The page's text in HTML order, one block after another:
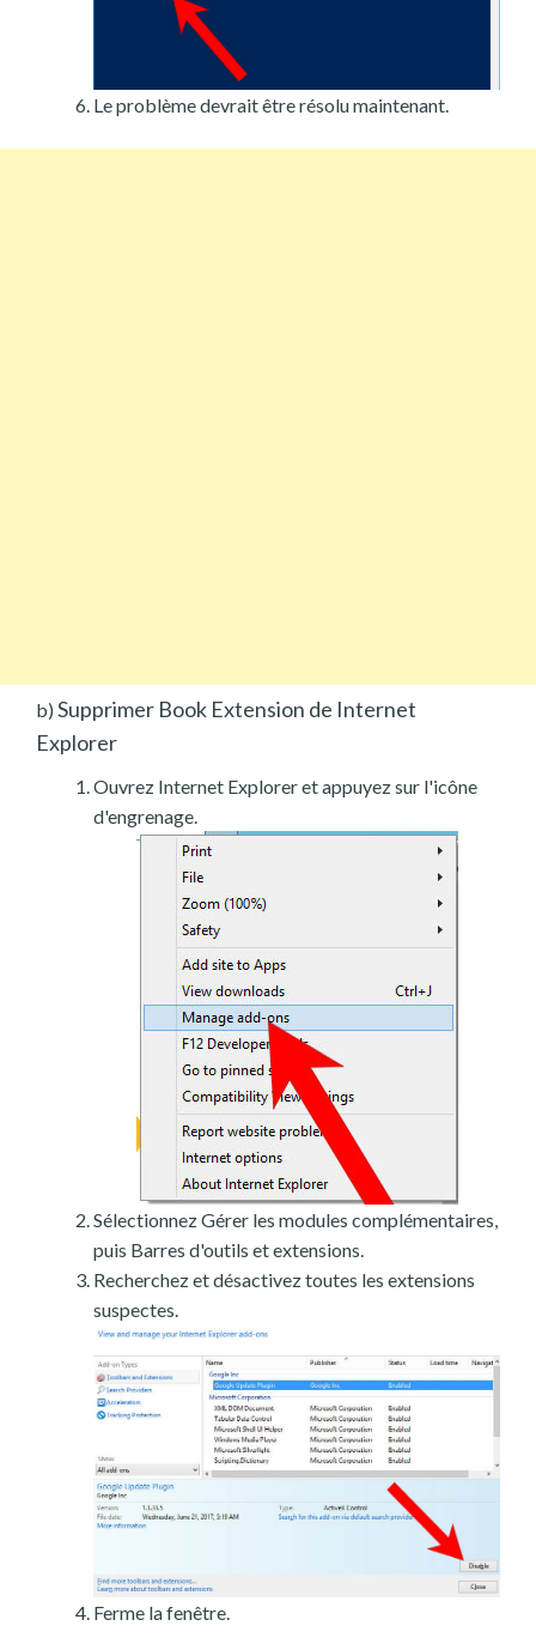
Le problème devrait être résolu maintenant.
b) Supprimer Book Extension de Internet
Explorer
Ouvrez Internet Explorer et appuyez sur l'icône
d'engrenage.
Sélectionnez Gérer les modules complémentaires,
puis Barres d'outils et extensions.
Recherchez et désactivez toutes les extensions
suspectes.
Ferme la fenêtre.